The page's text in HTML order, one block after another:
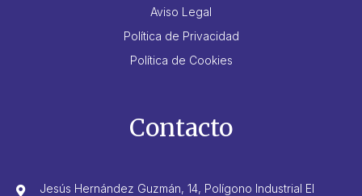
Aviso Legal
Política de Privacidad
Política de Cookies
Contacto
Jesús Hernández Guzmán, 14, Polígono Industrial El